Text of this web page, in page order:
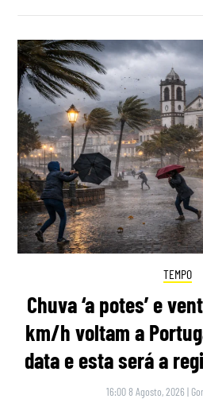
TEMPO
Chuva ‘a potes’ e
km/h voltam a
data e esta será a
16:00 8 Agosto, 2026 |